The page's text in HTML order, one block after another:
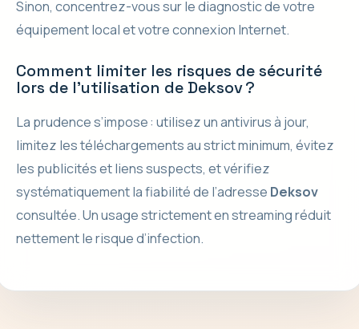
Sinon, concentrez-vous sur le diagnostic de votre
équipement local et votre connexion Internet.
Comment limiter les risques de sécurité
lors de l’utilisation de Deksov ?
La prudence s’impose : utilisez un antivirus à jour,
limitez les téléchargements au strict minimum, évitez
les publicités et liens suspects, et vérifiez
systématiquement la fiabilité de l’adresse Deksov
consultée. Un usage strictement en streaming réduit
nettement le risque d’infection.